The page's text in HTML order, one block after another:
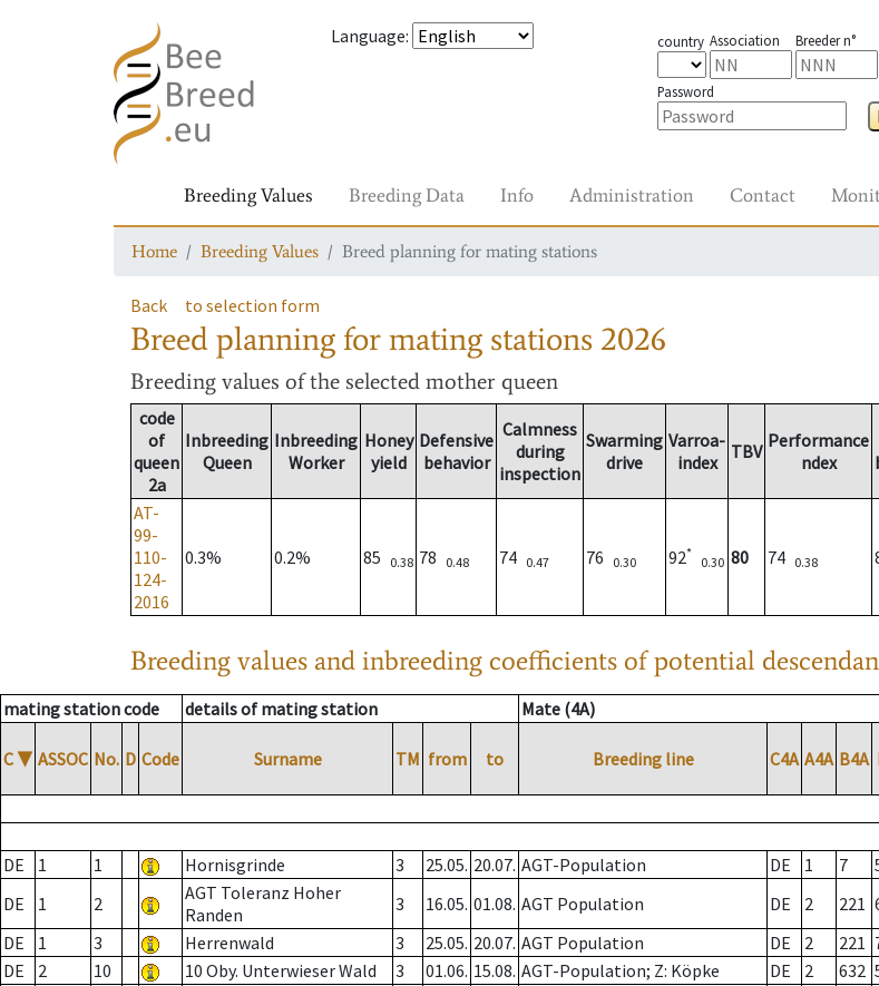
Language: country Association Breeder n°
Password
Breeding Values Breeding Data Info Administration Contact
Home Breeding Values Breed planning for mating stations
Back to selection form
Breed planning for mating stations 2026
Breeding values of the selected mother queen
code
of
queen
2a
Inbreeding
Queen
Inbreeding
Worker
Honey
yield
Defensive
behavior
Calmness
during
inspection
Swarming
drive
Varroa-
index
TBV Performance
ndex
AT-
99-
110-
124-
2016
0.3% 0.2% 85 0.38 78 0.48 74 0.47 76 0.30 92*
0.30 80 74 0.38
Breeding values and inbreeding coefficients of potential
mating station code details of mating station Mate (4A)
C ▼ ASSOC No. D Code Surname TM from to Breeding line C4A A4A B4A
DE
1 1 Hornisgrinde 3 25.05. 20.07. AGT-Population DE 1 7
DE
1 2
AGT Toleranz Hoher
Randen
3 16.05. 01.08. AGT Population DE 2 221
DE
1 3 Herrenwald 3 25.05. 20.07. AGT Population DE 2 221
DE
2 10 10 Oby. Unterwieser Wald 3 01.06. 15.08. AGT-Population; Z: Köpke DE 2 632